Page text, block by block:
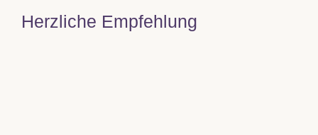
Herzliche Empfehlung